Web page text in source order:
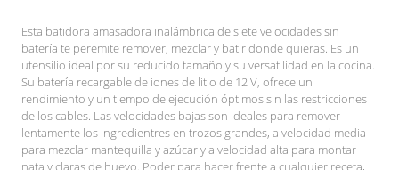
Esta batidora amasadora inalámbrica de siete velocidades sin
batería te peremite remover, mezclar y batir donde quieras. Es un
utensilio ideal por su reducido tamaño y su versatilidad en la cocina.
Su batería recargable de iones de litio de 12 V, ofrece un
rendimiento y un tiempo de ejecución óptimos sin las restricciones
de los cables. Las velocidades bajas son ideales para remover
lentamente los ingredientres en trozos grandes, a velocidad media
para mezclar mantequilla y azúcar y a velocidad alta para montar
nata y claras de huevo. Poder para hacer frente a cualquier receta,